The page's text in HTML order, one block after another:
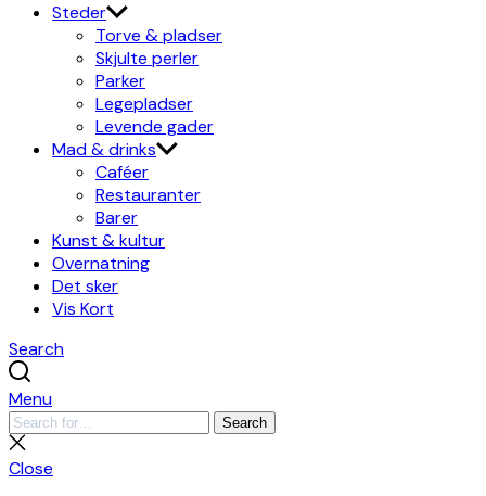
Steder
Torve & pladser
Skjulte perler
Parker
Legepladser
Levende gader
Mad & drinks
Caféer
Restauranter
Barer
Kunst & kultur
Overnatning
Det sker
Vis Kort
Search
Menu
Search
for:
Search
Close
search
Close